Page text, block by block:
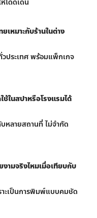
เหมาะกับร้านในต่าง
วประเทศ พร้อมแพ็กเกจ
ในสปาหรือโรงแรมได้
บหลายสถานที่ ไม่จำกัด
ามจริงไหมเมื่อเทียบกับ
าะเป็นการพิมพ์แบบคมชัด